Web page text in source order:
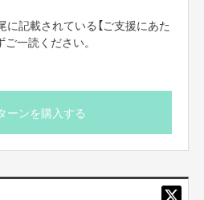
記載されている【ご支援にあた
一読ください。
ーンを購入する